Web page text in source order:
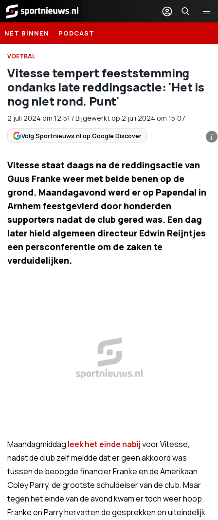
Sportnieuws.nl
NET BINNEN PODCAST
VOETBAL
Vitesse tempert feeststemming
ondanks late reddingsactie: 'Het is
nog niet rond. Punt'
2 juli 2024 om 12:51 /Bijgewerkt op 2 juli 2024 om 15:07
Volg Sportnieuws.nl op Google Discover i
Vitesse staat daags na de reddingsactie van
Guus Franke weer met beide benen op de
grond. Maandagavond werd er op Papendal in
Arnhem feestgevierd door honderden
supporters nadat de club gered was. Een dag
later hield algemeen directeur Edwin Reijntjes
een persconferentie om de zaken te
verduidelijken.
Maandagmiddag leek het einde nabijvoor Vitesse,
nadat de club zelf meldde dat er geen akkoord was
tussen de beoogde financier Franke en de Amerikaan
Coley Parry, de grootste schuldeiser van de club. Maar
tegen het einde van de avond kwam er toch weer hoop.
Franke en Parry hervatten de gesprekken en uiteindelijk